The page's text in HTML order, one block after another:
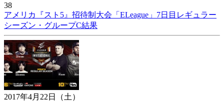
38
アメリカ『スト5』招待制大会「ELeague」7日目レギュラー
シーズン・グループC結果
2017年4月22日（土）